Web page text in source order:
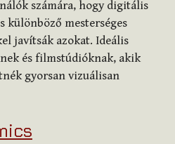
számára, hogy digitális
különböző mesterséges
javítsák azokat. Ideális
és filmstúdióknak, akik
gyorsan vizuálisan